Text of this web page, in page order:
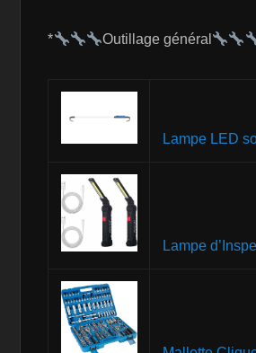
* Outillage général
Lampe LED
Lampe